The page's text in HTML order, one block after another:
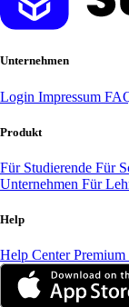
Unternehmen
Login Impressum
Produkt
Für Studierende Für
Unternehmen Für
Help
Help Center